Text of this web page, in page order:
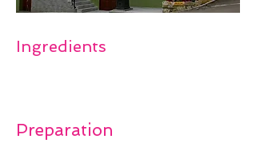
Ingredients
Preparation